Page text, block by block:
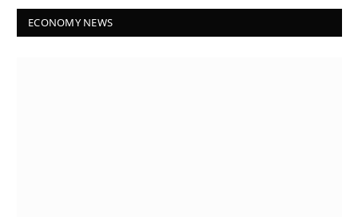
ECONOMY NEWS